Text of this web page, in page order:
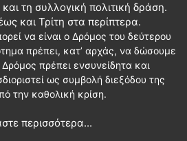
τη συλλογική πολιτική δράση.
και Τρίτη στα περίπτερα.
να είναι ο Δρόμος του δεύτερου
πρέπει, κατ’ αρχάς, να δώσουμε
πρέπει ενσυνείδητα και
ως συμβολή διεξόδου της
την καθολική κρίση.
περισσότερα...